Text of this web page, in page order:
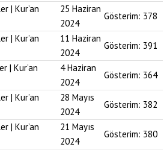
| Kur’an
25 Haziran
2024
Gösterim: 378
| Kur’an
11 Haziran
2024
Gösterim: 391
| Kur’an
4 Haziran
2024
Gösterim: 364
| Kur’an
28 Mayıs
2024
Gösterim: 382
| Kur’an
21 Mayıs
2024
Gösterim: 380